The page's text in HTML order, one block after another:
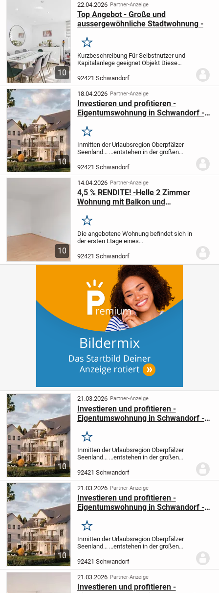
Immobilie...
10
22.04.2026 Partner-Anzeige
Top Angebot - Große und
aussergewöhnliche Stadtwohnung -
Merken
Kurzbeschreibung Für Selbstnutzer und
Kapitalanlege geeignet Objekt Diese
befindet sich im ersten Obergeschoss
eines gemischt genutzten Gebäudes in
der...
92421 Schwandorf
10
18.04.2026 Partner-Anzeige
Investieren und profitieren -
Eigentumswohnung in Schwandorf -
Merken
Inmitten der Urlaubsregion Oberpfälzer
Seenland... ...entstehen in der großen
fünf moderne Eigentumswohnungen.
beiden Gebäude bieten ein hohes
Abschreibungs...
92421 Schwandorf
10
14.04.2026 Partner-Anzeige
4,5 % RENDITE! -Helle 2 Zimmer
Wohnung mit Balkon und
verkaufen
Merken
Die angebotene Wohnung befindet sich in
der ersten Etage eines
erbaut wurde. Sie wurde zuletzt 2003
renoviert und befindet sich in einem sehr
gepflegten Zustand....
92421 Schwandorf
10
21.03.2026 Partner-Anzeige
Investieren und profitieren -
Eigentumswohnung in Schwandorf -
Merken
Inmitten der Urlaubsregion Oberpfälzer
Seenland... ...entstehen in der großen
fünf moderne Eigentumswohnungen.
beiden Gebäude bieten ein hohes
Abschreibungs...
92421 Schwandorf
10
21.03.2026 Partner-Anzeige
Investieren und profitieren -
Eigentumswohnung in Schwandorf -
Merken
Inmitten der Urlaubsregion Oberpfälzer
Seenland... ...entstehen in der großen
fünf moderne Eigentumswohnungen.
beiden Gebäude bieten ein hohes
Abschreibungs...
92421 Schwandorf
21.03.2026 Partner-Anzeige
Investieren und profitieren -